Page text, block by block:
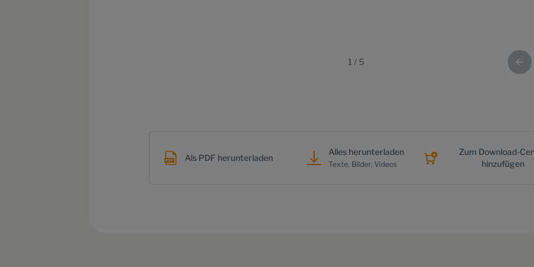
1 / 5
Als PDF herunterladen
Alles herunterladen
Texte, Bilder, Videos
Zum Download-
hinzufügen